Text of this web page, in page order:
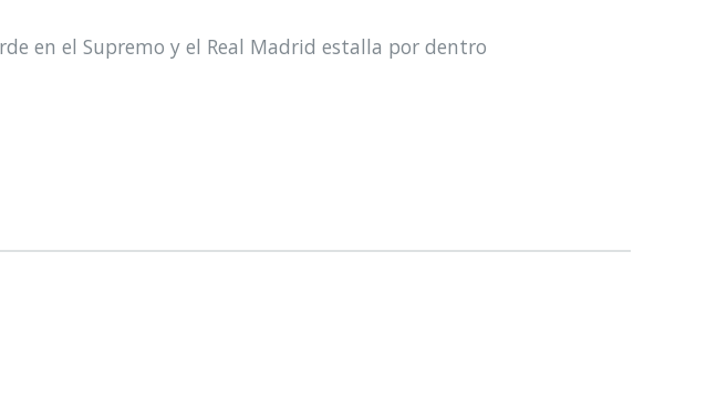
en el Supremo y el Real Madrid estalla por dentro